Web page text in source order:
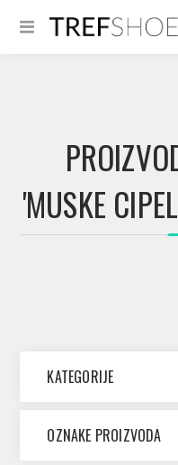
'MUSKE
KATEGORIJE
OZNAKE PROIZVODA